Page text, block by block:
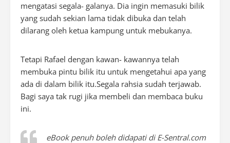
mengatasi segala- galanya. Dia ingin memasuki bilik
yang sudah sekian lama tidak dibuka dan telah
dilarang oleh ketua kampung untuk mebukanya.
Tetapi Rafael dengan kawan- kawannya telah
membuka pintu bilik itu untuk mengetahui apa yang
ada di dalam bilik itu.Segala rahsia sudah terjawab.
Bagi saya tak rugi jika membeli dan membaca buku
ini.
eBook penuh boleh didapati di E-Sentral.com